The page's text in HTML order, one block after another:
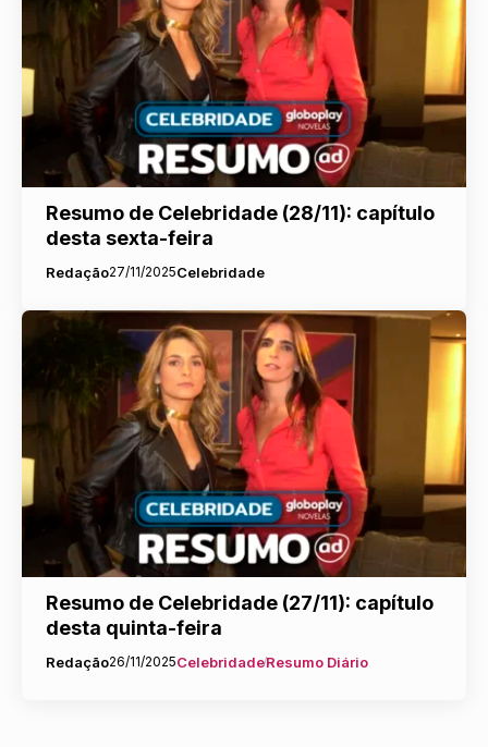
Resumo de Celebridade (28/11): capítulo
desta sexta-feira
Redação27/11/2025Celebridade
Resumo de Celebridade (27/11): capítulo
desta quinta-feira
Redação26/11/2025CelebridadeResumo Diário